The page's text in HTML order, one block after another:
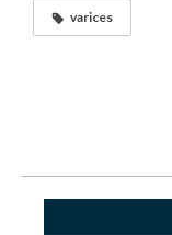
varices